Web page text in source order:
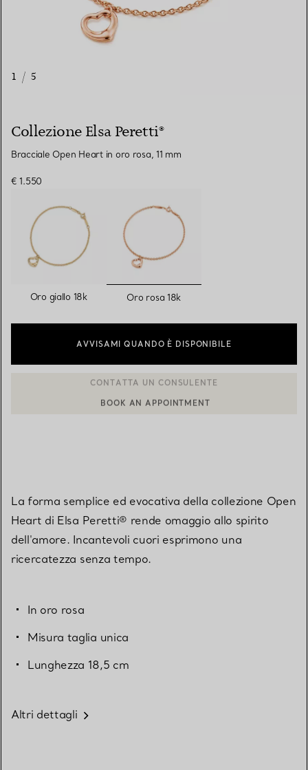
1 / 5
Collezione Elsa Peretti®
Bracciale Open Heart in oro rosa, 11 mm
€ 1.550
Oro giallo 18k selezionato/i
Oro rosa 18k
AVVISAMI QUANDO È DISPONIBILE
CONTATTA UN CONSULENTE CLIENTI O PRENOTA UN
La forma semplice ed evocativa della collezione Open
Heart di Elsa Peretti® rende omaggio allo spirito
dell'amore. Incantevoli cuori esprimono una
ricercatezza senza tempo.
In oro rosa
Misura taglia unica
Lunghezza 18,5 cm
Altri dettagli